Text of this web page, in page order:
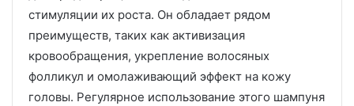
стимуляции их роста. Он обладает рядом
преимуществ, таких как активизация
кровообращения, укрепление волосяных
фолликул и омолаживающий эффект на кожу
головы. Регулярное использование этого шампуня